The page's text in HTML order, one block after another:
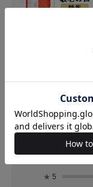
レビュー
★ 5